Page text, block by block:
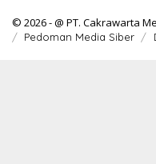
© 2026 - @ PT. Cakrawarta
Pedoman Media Siber